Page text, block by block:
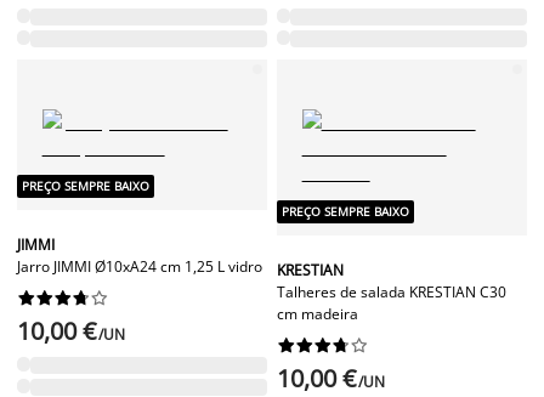
PREÇO SEMPRE BAIXO
JIMMI
Jarro JIMMI Ø10xA24 cm 1,25 L vidro






10,00 €/UN
PREÇO SEMPRE BAIXO
KRESTIAN
Talheres de salada KRESTIAN C30
cm madeira






10,00 €/UN